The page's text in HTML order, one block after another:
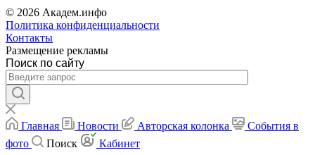
© 2026 Академ.инфо
Политика конфиденциальности
Контакты
Размещение рекламы
Поиск по сайту
Главная Новости Авторская колонка
События в
фото
Поиск Кабинет